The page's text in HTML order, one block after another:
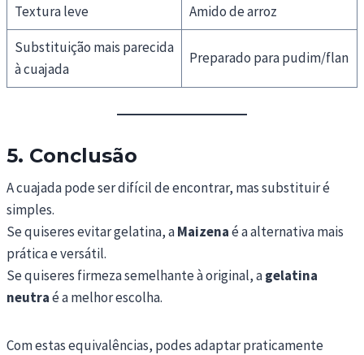
Textura leve
Amido de arroz
Substituição mais parecida
à cuajada
Preparado para pudim/flan
5. Conclusão
A cuajada pode ser difícil de encontrar, mas substituir é
simples.
Se quiseres evitar gelatina, aMaizenaé a alternativa mais
prática e versátil.
Se quiseres firmeza semelhante à original, agelatina
neutraé a melhor escolha.
Com estas equivalências, podes adaptar praticamente